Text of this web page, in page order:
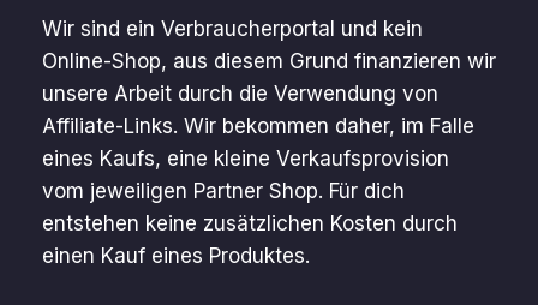
Wir sind ein Verbraucherportal und kein
Online-Shop, aus diesem Grund finanzieren wir
unsere Arbeit durch die Verwendung von
Affiliate-Links. Wir bekommen daher, im Falle
eines Kaufs, eine kleine Verkaufsprovision
vom jeweiligen Partner Shop. Für dich
entstehen keine zusätzlichen Kosten durch
einen Kauf eines Produktes.